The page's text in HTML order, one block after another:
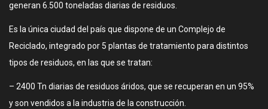
generan 6.500 toneladas diarias de residuos.
Es la única ciudad del país que dispone de un Complejo de
Reciclado, integrado por 5 plantas de tratamiento para distintos
tipos de residuos, en las que se tratan:
– 2400 Tn diarias de residuos áridos, que se recuperan en un 95%
y son vendidos a la industria de la construcción.